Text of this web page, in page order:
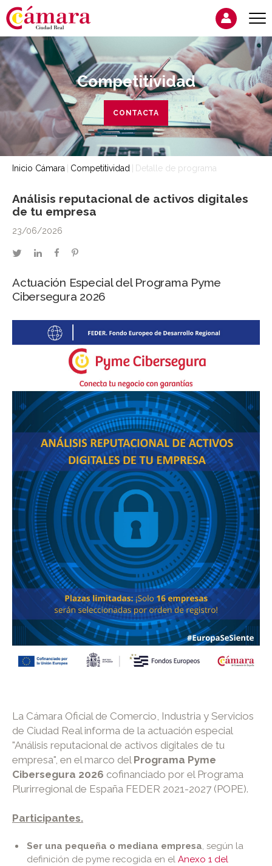
Competitividad
CONTACTA
Inicio Cámara Competitividad Detalle de programa
Análisis reputacional de activos digitales
de tu empresa
23/06/2026
twitterlinkedinfacebookpinterest
Actuación Especial del Programa Pyme
Cibersegura 2026
La Cámara Oficial de Comercio, Industria y Servicios
de Ciudad Real informa de la actuación especial
"Análisis reputacional de activos digitales de tu
empresa", en el marco del Programa Pyme
Cibersegura 2026 cofinanciado por el Programa
Plurirregional de España FEDER 2021-2027 (POPE).
Participantes.
Ser una pequeña o mediana empresa, según la
definición de pyme recogida en el Anexo 1 del